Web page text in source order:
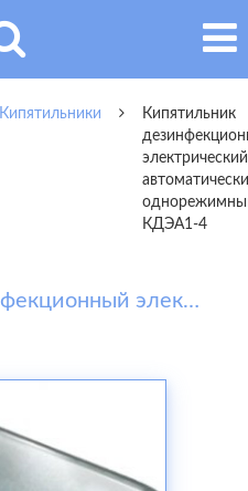
Кипятильники
Кипятильник
электрический
КДЭА1-4
Кипятильник дезинфекционный электрический автоматический однорежимный КДЭА1-4